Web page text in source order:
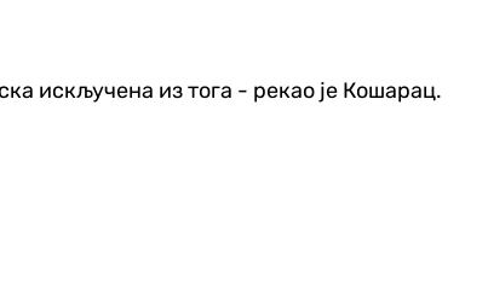
искључена из тога - рекао је Кошарац.